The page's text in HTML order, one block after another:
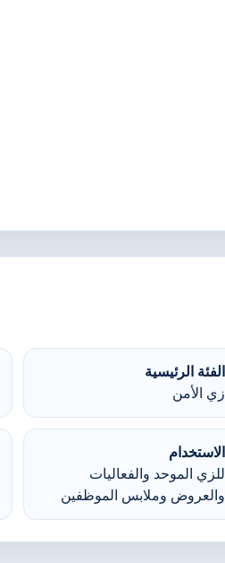
الفئة الرئيسية
زي الأمن
الاستخدام
للزي الموحد والفعاليات
والعروض وملابس الموظفين